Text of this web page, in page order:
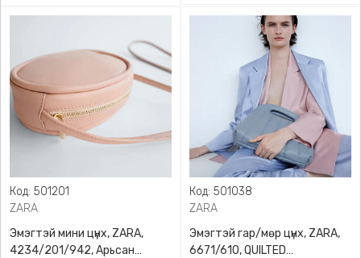
Код: 501201
ZARA
Эмэгтэй мини цүнх, ZARA,
4234/201/942, Арьсан
Код: 501038
ZARA
Эмэгтэй гар/мөр цүнх, ZARA,
6671/610, QUILTED